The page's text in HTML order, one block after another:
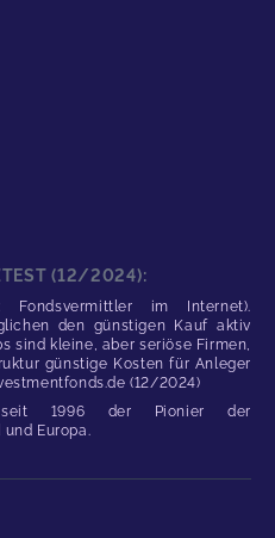
(12/2024):
Fondsvermittler im Internet).
den günstigen Kauf aktiv
sind kleine, aber seriöse Firmen,
günstige Kosten für Anleger
(12/2024)
seit 1996 der Pionier der
Europa.